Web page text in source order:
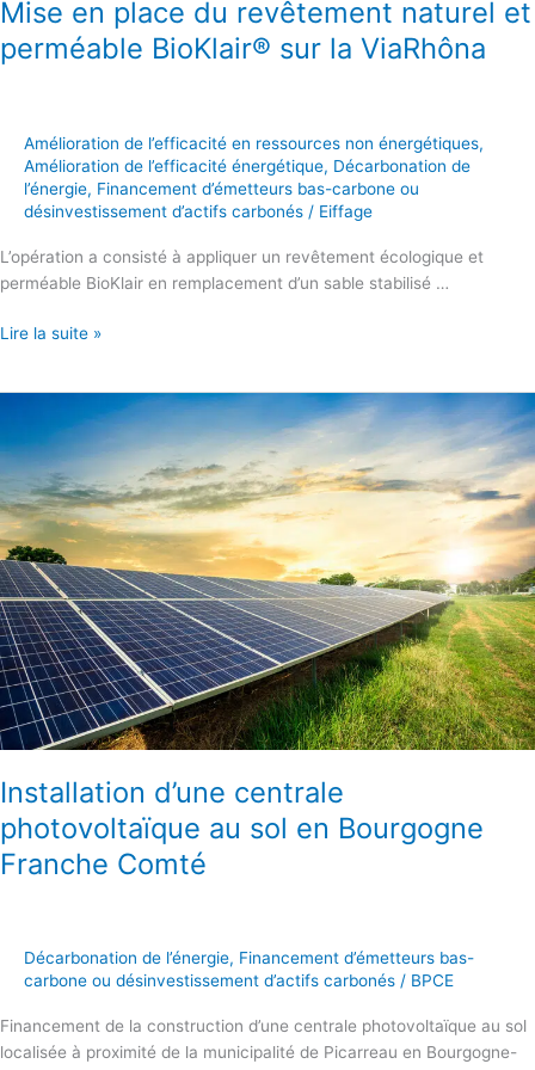
Mise en place du revêtement naturel et
perméable BioKlair® sur la ViaRhôna
Amélioration de l’efficacité en ressources non énergétiques,
Amélioration de l’efficacité énergétique, Décarbonation de
l’énergie, Financement d’émetteurs bas-carbone ou
désinvestissement d’actifs carbonés / Eiffage
L’opération a consisté à appliquer un revêtement écologique et
perméable BioKlair en remplacement d’un sable stabilisé …
Lire la suite »
Installation d’une centrale
photovoltaïque au sol en Bourgogne
Franche Comté
Décarbonation de l’énergie, Financement d’émetteurs bas-
carbone ou désinvestissement d’actifs carbonés / BPCE
Financement de la construction d’une centrale photovoltaïque au sol
localisée à proximité de la municipalité de Picarreau en Bourgogne-
centrale
photovoltaïque
au
sol
en
Bourgogne
Franche
Comté